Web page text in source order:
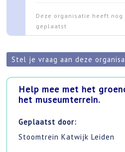
Deze organisatie heeft
geplaatst
Stel je vraag aan deze
Help mee met het
het museumterrein.
Geplaatst door:
Stoomtrein Katwijk Leiden